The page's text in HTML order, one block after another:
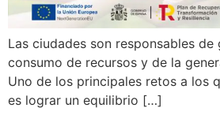
Las ciudades son responsables
consumo de recursos y de la
Uno de los principales retos a los
es lograr un equilibrio […]